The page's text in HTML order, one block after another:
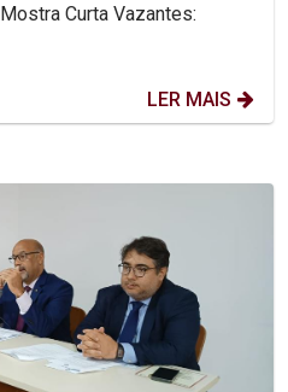
Curta Vazantes:
LER MAIS